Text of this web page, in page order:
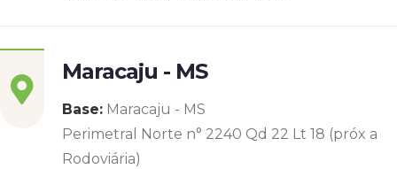
Maracaju - MS
Base: Maracaju - MS
Perimetral Norte n° 2240 Qd 22 Lt 18 (próx a
Rodoviária)